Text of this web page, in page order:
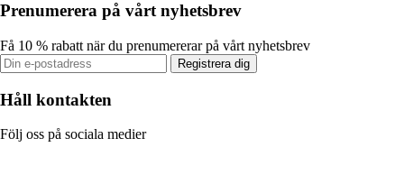
Prenumerera på vårt nyhetsbrev
Få 10 % rabatt när du prenumererar på vårt nyhetsbrev
Registrera dig
Håll kontakten
Följ oss på sociala medier